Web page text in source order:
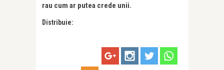
rau cum ar putea crede unii.
Distribuie: